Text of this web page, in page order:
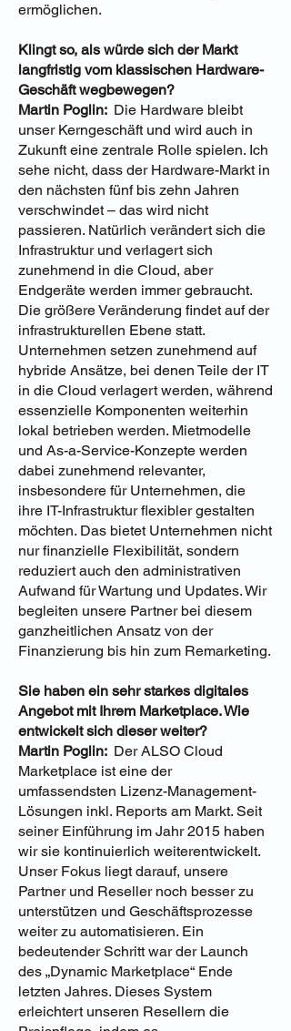
ermöglichen.
Klingt so, als würde sich der Markt
langfristig vom klassischen Hardware-
Geschäft wegbewegen?
Martin Poglin: Die Hardware bleibt
unser Kerngeschäft und wird auch in
Zukunft eine zentrale Rolle spielen. Ich
sehe nicht, dass der Hardware-Markt in
den nächsten fünf bis zehn Jahren
verschwindet – das wird nicht
passieren. Natürlich verändert sich die
Infrastruktur und verlagert sich
zunehmend in die Cloud, aber
Endgeräte werden immer gebraucht.
Die größere Veränderung findet auf der
infrastrukturellen Ebene statt.
Unternehmen setzen zunehmend auf
hybride Ansätze, bei denen Teile der IT
in die Cloud verlagert werden, während
essenzielle Komponenten weiterhin
lokal betrieben werden. Mietmodelle
und As-a-Service-Konzepte werden
dabei zunehmend relevanter,
insbesondere für Unternehmen, die
ihre IT-Infrastruktur flexibler gestalten
möchten. Das bietet Unternehmen nicht
nur finanzielle Flexibilität, sondern
reduziert auch den administrativen
Aufwand für Wartung und Updates. Wir
begleiten unsere Partner bei diesem
ganzheitlichen Ansatz von der
Finanzierung bis hin zum Remarketing.
Sie haben ein sehr starkes digitales
Angebot mit Ihrem Marketplace. Wie
entwickelt sich dieser weiter?
Martin Poglin: Der ALSO Cloud
Marketplace ist eine der
umfassendsten Lizenz-Management-
Lösungen inkl. Reports am Markt. Seit
seiner Einführung im Jahr 2015 haben
wir sie kontinuierlich weiterentwickelt.
Unser Fokus liegt darauf, unsere
Partner und Reseller noch besser zu
unterstützen und Geschäftsprozesse
weiter zu automatisieren. Ein
bedeutender Schritt war der Launch
des „Dynamic Marketplace“ Ende
letzten Jahres. Dieses System
erleichtert unseren Resellern die